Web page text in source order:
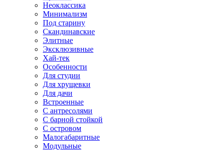
Неоклассика
Минимализм
Под старину
Скандинавские
Элитные
Эксклюзивные
Хай-тек
Особенности
Для студии
Для хрущевки
Для дачи
Встроенные
С антресолями
С барной стойкой
С островом
Малогабаритные
Модульные